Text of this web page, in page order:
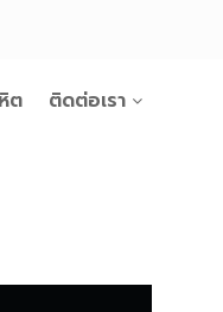
ต ติดต่อเรา